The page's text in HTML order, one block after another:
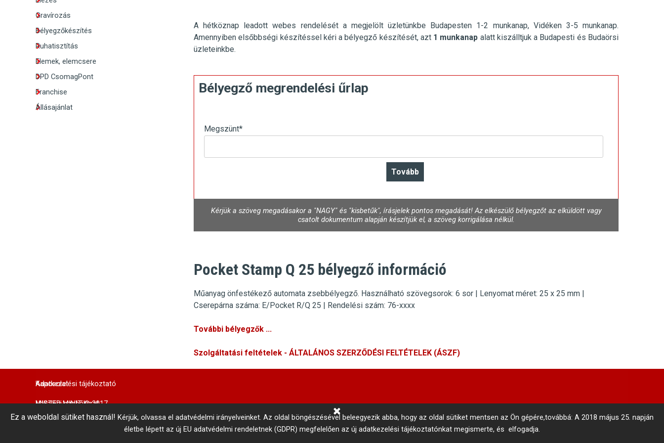
Gravírozás
Bélyegzőkészítés
Ruhatisztítás
Elemek, elemcsere
DPD CsomagPont
Franchise
Állásajánlat
A hétköznap leadott webes rendelését a megjelölt üzletünkbe Budapesten 1-2 munkanap, Vidéken 3-5 munkanap.
Amennyiben elsőbbségi készítéssel kéri a bélyegző készítését, azt 1 munkanap alatt kiszálltjuk a Budapesti és Budaörsi
üzleteinkbe.
Bélyegző megrendelési űrlap
Megszünt*
Kérjük a szöveg megadásakor a "NAGY" és "kisbetűk", írásjelek pontos megadását! Az elkészülő bélyegzőt az elküldött vagy
csatolt dokumentum alapján készítjük el, a szöveg korrigálása nélkül.
Pocket Stamp Q 25 bélyegző információ
Műanyag önfestékező automata zsebbélyegző. Használható szövegsorok: 6 sor | Lenyomat méret: 25 x 25 mm |
Cserepárna száma: E/Pocket R/Q 25 | Rendelési szám: 76-xxxx
További bélyegzők ...
Szolgáltatási feltételek - ÁLTALÁNOS SZERZŐDÉSI FELTÉTELEK (ÁSZF)
MISTER MINIT © 2017
Adatkezelési tájékoztató
Vállalási szabályzat
Kapcsolat
Központi Autókulcsmásolás
telefonszám: +36 1 866 3300 # 3206
Ez a weboldal sütiket használ! Kérjük, olvassa el adatvédelmi irányelveinket. Az oldal böngészésével beleegyezik abba, hogy az oldal sütiket mentsen az Ön gépére,továbbá: A 2018 május 25. napján
életbe lépett az új EU adatvédelmi rendeletnek (GDPR) megfelelően az új adatkezelési tájékoztatónkat megismerte, és elfogadja.